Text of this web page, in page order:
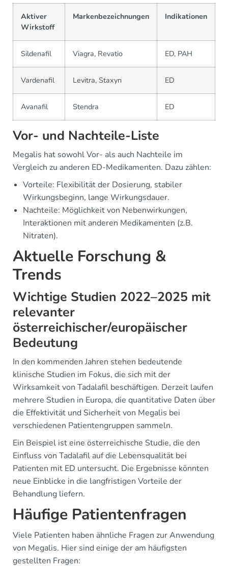
Aktiver
Wirkstoff
Markenbezeichnungen Indikationen
Sildenafil Viagra, Revatio ED, PAH
Vardenafil Levitra, Staxyn ED
Avanafil Stendra ED
Vor- und Nachteile-Liste
Megalis hat sowohl Vor- als auch Nachteile im
Vergleich zu anderen ED-Medikamenten. Dazu zählen:
Vorteile: Flexibilität der Dosierung, stabiler
Wirkungsbeginn, lange Wirkungsdauer.
Nachteile: Möglichkeit von Nebenwirkungen,
Interaktionen mit anderen Medikamenten (z.B.
Nitraten).
Aktuelle Forschung &
Trends
Wichtige Studien 2022–2025 mit
relevanter
österreichischer/europäischer
Bedeutung
In den kommenden Jahren stehen bedeutende
klinische Studien im Fokus, die sich mit der
Wirksamkeit von Tadalafil beschäftigen. Derzeit laufen
mehrere Studien in Europa, die quantitative Daten über
die Effektivität und Sicherheit von Megalis bei
verschiedenen Patientengruppen sammeln.
Ein Beispiel ist eine österreichische Studie, die den
Einfluss von Tadalafil auf die Lebensqualität bei
Patienten mit ED untersucht. Die Ergebnisse könnten
neue Einblicke in die langfristigen Vorteile der
Behandlung liefern.
Häufige Patientenfragen
Viele Patienten haben ähnliche Fragen zur Anwendung
von Megalis. Hier sind einige der am häufigsten
gestellten Fragen: